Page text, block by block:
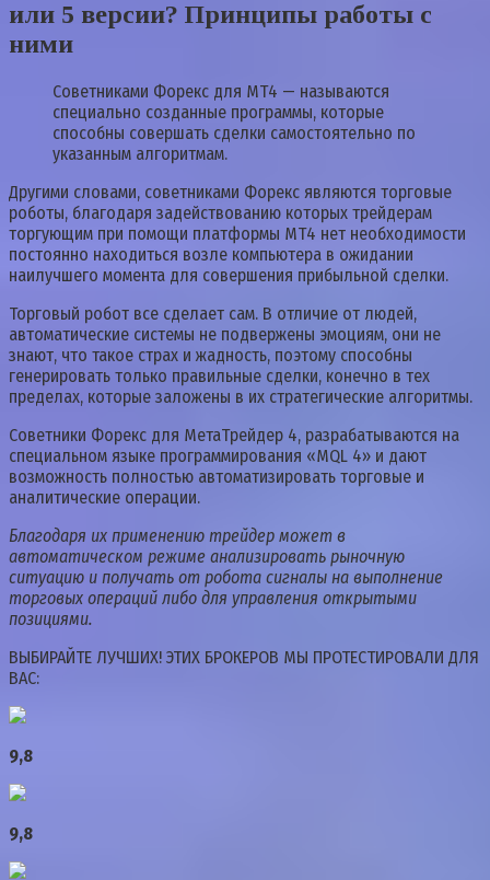
или 5 версии? Принципы работы с
ними
Советниками Форекс для МТ4 — называются
специально созданные программы, которые
способны совершать сделки самостоятельно по
указанным алгоритмам.
Другими словами, советниками Форекс являются торговые
роботы, благодаря задействованию которых трейдерам
торгующим при помощи платформы МТ4 нет необходимости
постоянно находиться возле компьютера в ожидании
наилучшего момента для совершения прибыльной сделки.
Торговый робот все сделает сам. В отличие от людей,
автоматические системы не подвержены эмоциям, они не
знают, что такое страх и жадность, поэтому способны
генерировать только правильные сделки, конечно в тех
пределах, которые заложены в их стратегические алгоритмы.
Советники Форекс для МетаТрейдер 4, разрабатываются на
специальном языке программирования «MQL 4» и дают
возможность полностью автоматизировать торговые и
аналитические операции.
Благодаря их применению трейдер может в
автоматическом режиме анализировать рыночную
ситуацию и получать от робота сигналы на выполнение
торговых операций либо для управления открытыми
позициями.
ВЫБИРАЙТЕ ЛУЧШИХ! ЭТИХ БРОКЕРОВ МЫ ПРОТЕСТИРОВАЛИ ДЛЯ
ВАС:
9,8
9,8